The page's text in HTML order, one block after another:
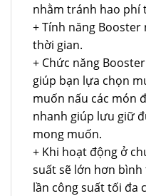
nhằm tránh hao phí
+ Tính năng
thời gian.
+ Chức năng
giúp bạn lựa chọn
muốn nấu các món
nhanh giúp lưu giữ
mong muốn.
+ Khi hoạt động ở
suất sẽ lớn hơn
lần công suất tối đa